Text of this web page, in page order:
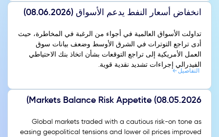
انخفاض أسعار النفط يدعم الأسواق (08.06.2026)
تداولت الأسواق العالمية في أجواء من الرغبة في المخاطرة، حيث
أدى تراجع التوترات في الشرق الأوسط وضعف بيانات سوق
العمل الأمريكية إلى تراجع التوقعات بشأن اتخاذ بنك الاحتياطي
الفيدرالي إجراءات تشديد نقدية قوية.
التفاصيل
Markets Balance Risk Appetite (08.05.2026)
Global markets traded with a cautious risk-on tone as
easing geopolitical tensions and lower oil prices improved